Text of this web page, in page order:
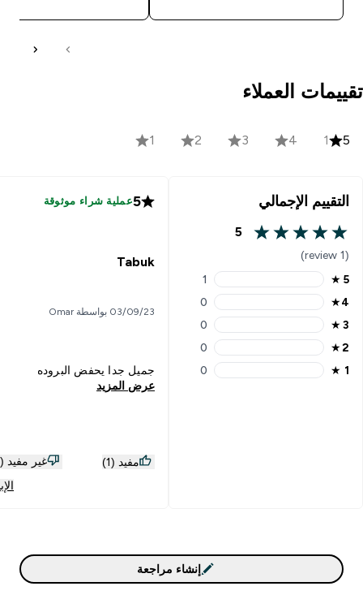
تقييمات العملاء
5
1
4
3
2
1
التقييم الإجمالي
5 out of 5 stars
5
(1 review)
5 stars rating 1 reviews
5
★
1
4 stars rating 0 reviews
4
★
0
3 stars rating 0 reviews
3
★
0
2 stars rating 0 reviews
2
★
0
1 stars rating 0 reviews
1
★
0
5عملية شراء موثوقة
Tabuk
03/09/23 بواسطة Omar
جميل جدا يحفض البروده
عرض المزيد
مفيد (1)
غير مفيد (0)
إنشاء مراجعة